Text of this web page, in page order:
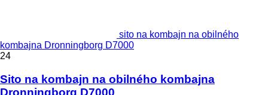
sito na kombajn na obilného
kombajna Dronningborg D7000
24
Sito na kombajn na obilného kombajna
Dronningborg D7000